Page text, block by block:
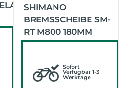
SHIMANO
BREMSSCHEIBE SM-
RT M800 180MM
CENTERLOCK
Sofort
Verfügbar 1-3
Werktage